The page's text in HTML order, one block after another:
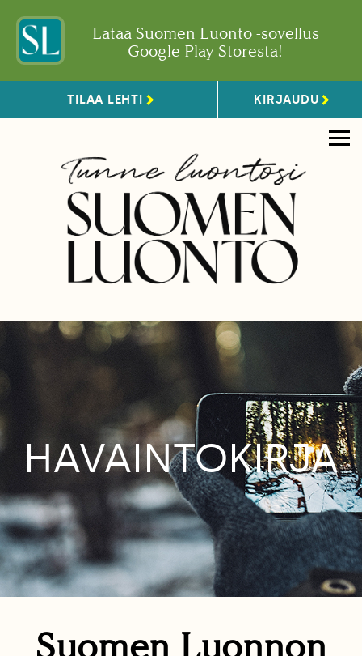
Lataa Suomen Luonto -sovellus
Google Play Storesta!
TILAA LEHTI KIRJAUDU
HAVAINTOKIRJA